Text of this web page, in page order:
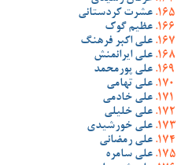
عشرت کردستانی
عظیم گوک
علی اکبر فرهنگ
علی ایرانمنش
علی پورمحمد
علی تهامی
علی خادمی
علی خلیلی
علی خورشیدی
علی رمضانی
علی سامره